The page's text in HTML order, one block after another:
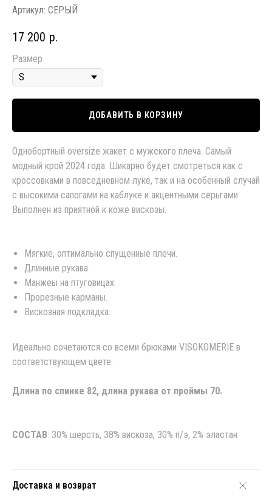
Артикул: СЕРЫЙ
17 200 р.
Размер
ДОБАВИТЬ В КОРЗИНУ
Однобортный oversize жакет c мужского плеча. Самый
модный крой 2024 года. Шикарно будет смотреться как с
кроссовками в повседневном луке, так и на особенный случай
с высокими сапогами на каблуке и акцентными серьгами.
Выполнен из приятной к коже вискозы.
Мягкие, оптимально спущенные плечи.
Длинные рукава.
Манжеы на птуговицах.
Прорезные карманы.
Вискозная подкладка.
Идеально сочетаются со всеми брюками VISOKOMERIE в
соответствующем цвете.
Длина по спинке 82, длина рукава от проймы 70.
СОСТАВ: 30% шерсть, 38% вискоза, 30% п/э, 2% эластан
Доставка и возврат